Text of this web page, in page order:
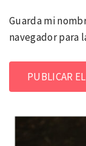
Guarda mi
navegador para